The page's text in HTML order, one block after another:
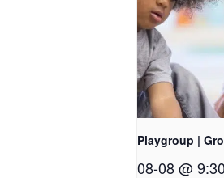
Playgroup |
08-08 @